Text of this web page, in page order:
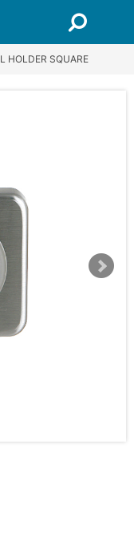
HOLDER SQUARE